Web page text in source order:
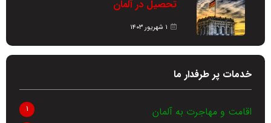
تحصیل در آلمان
۱ شهریور ۱۴۰۳
خدمات پر طرفدار ما
اقامت و مهاجرت به آلمان 1